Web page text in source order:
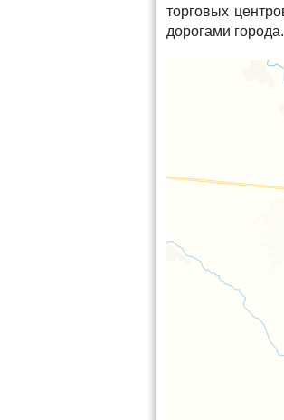
торговых
дорогами города.